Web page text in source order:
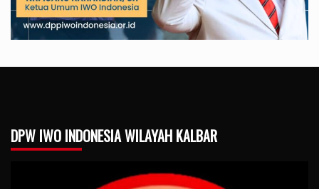
DPW IWO INDONESIA WILAYAH KALBAR